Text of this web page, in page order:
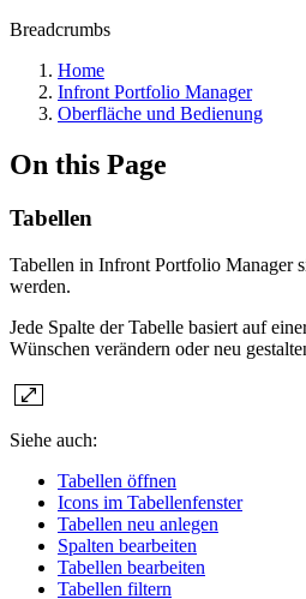
Breadcrumbs
Home
Infront Portfolio Manager
Oberfläche und Bedienung
On this Page
Tabellen
Tabellen in Infront Portfolio Manager
werden.
Jede Spalte der Tabelle basiert auf
Wünschen verändern oder neu
Siehe auch:
Tabellen öffnen
Icons im Tabellenfenster
Tabellen neu anlegen
Spalten bearbeiten
Tabellen bearbeiten
Tabellen filtern